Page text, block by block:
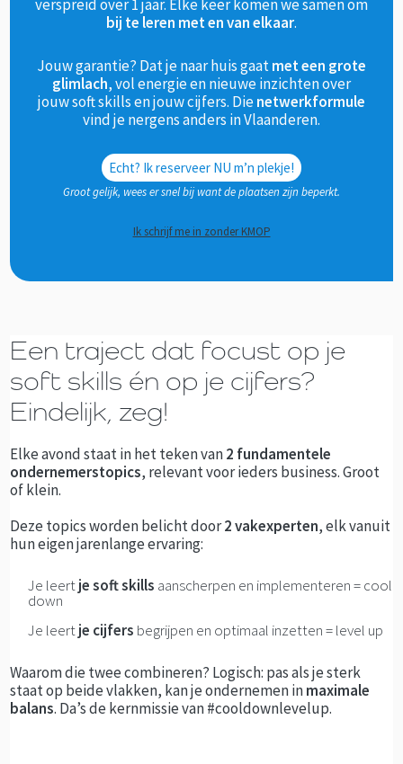
verspreid over 1 jaar. Elke keer komen we samen om
bij te leren met en van elkaar.
Jouw garantie? Dat je naar huis gaatmet een grote
glimlach, vol energie en nieuwe inzichten over
jouw soft skills en jouw cijfers. Dienetwerkformule
vind je nergens anders in Vlaanderen.
Echt? Ik reserveer NU m’n plekje!
Groot gelijk, wees er snel bij want de plaatsen zijn beperkt.
Ik schrijf me in zonder KMOP
Een traject dat focust op je
soft skills én op je cijfers?
Eindelijk, zeg!
Elke avond staat in het teken van2 fundamentele
ondernemerstopics, relevant voor ieders business. Groot
of klein.
Deze topics worden belicht door2 vakexperten, elk vanuit
hun eigen jarenlange ervaring:
Je leertje soft skills aanscherpen en implementeren = cool
down
Je leertje cijfers begrijpen en optimaal inzetten = level up
Waarom die twee combineren? Logisch: pas als je sterk
staat op beide vlakken, kan je ondernemen inmaximale
balans. Da’s de kernmissie van #cooldownlevelup.